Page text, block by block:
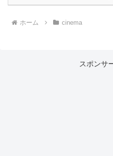
ホーム cinema
スポンサ